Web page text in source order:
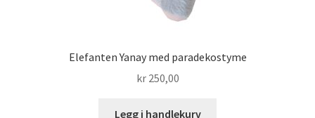
Elefanten Yanay med paradekostyme
kr250,00
Legg i handlekurv